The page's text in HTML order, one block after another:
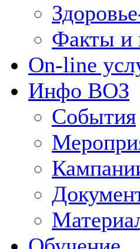
Факты и
On-line
Инфо ВОЗ
События